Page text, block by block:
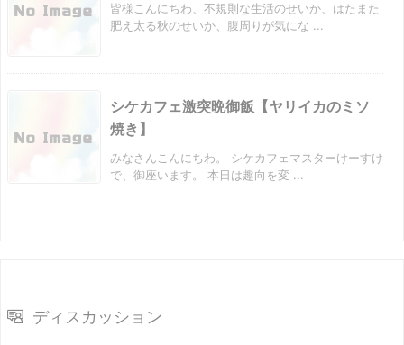
皆様こんにちわ、不規則な生活のせいか、はたまた
肥え太る秋のせいか、腹周りが気にな ...
シケカフェ激突晩御飯【ヤリイカのミソ
焼き】
みなさんこんにちわ。 シケカフェマスターけーすけ
で、御座います。 本日は趣向を変 ...
ディスカッション